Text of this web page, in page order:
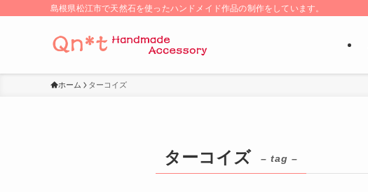
島根県松江市で天然石を使ったハンドメイド作品の制作をしています。
ホーム ターコイズ
ターコイズ – tag –